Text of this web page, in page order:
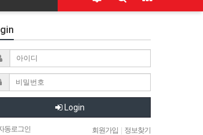
Login
동로그인 회원가입 정보찾기